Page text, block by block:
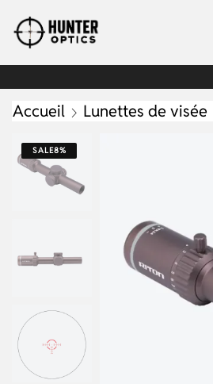
Accueil
Lunettes de visée
SALE8%